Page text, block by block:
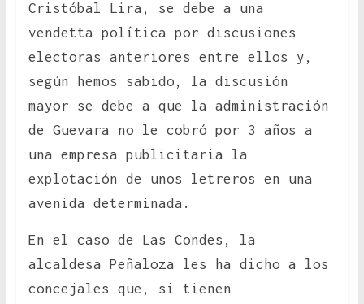
Cristóbal Lira, se debe a una
vendetta política por discusiones
electoras anteriores entre ellos y,
según hemos sabido, la discusión
mayor se debe a que la administración
de Guevara no le cobró por 3 años a
una empresa publicitaria la
explotación de unos letreros en una
avenida determinada.
En el caso de Las Condes, la
alcaldesa Peñaloza les ha dicho a los
concejales que, si tienen